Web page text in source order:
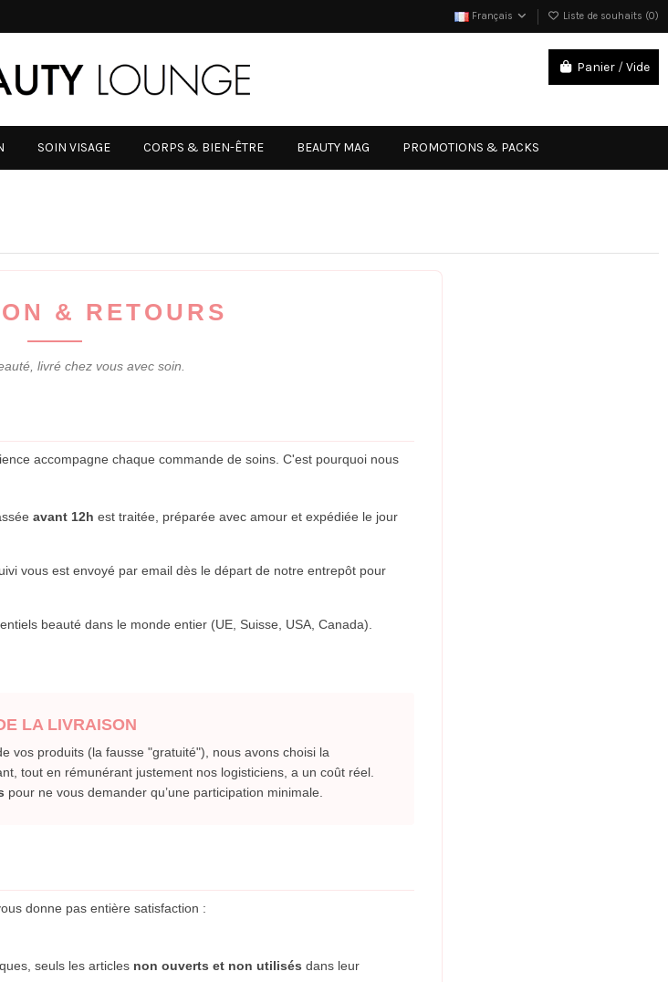
Français Liste de souhaits (0)
Panier /Vide
SOIN VISAGE CORPS & BIEN-ÊTRE BEAUTY MAG PROMOTIONS & PACKS
& RETOURS
livré chez vous avec soin.
accompagne chaque commande de soins. C'est pourquoi nous
avant 12h est traitée, préparée avec amour et expédiée le jour
vous est envoyé par email dès le départ de notre entrepôt pour
beauté dans le monde entier (UE, Suisse, USA, Canada).
LA LIVRAISON
vos produits (la fausse "gratuité"), nous avons choisi la
tout en rémunérant justement nos logisticiens, a un coût réel.
pour ne vous demander qu’une participation minimale.
donne pas entière satisfaction :
seuls les articles non ouverts et non utilisés dans leur